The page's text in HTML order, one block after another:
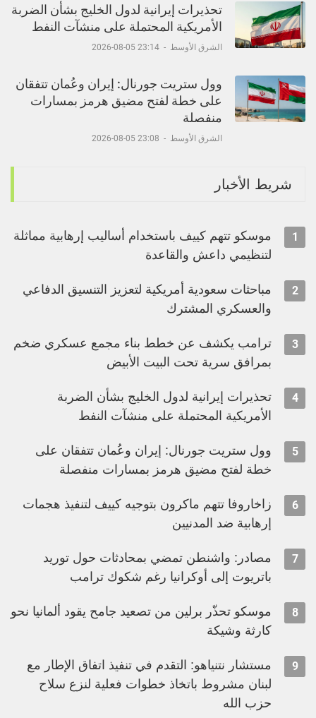
تحذيرات إيرانية لدول الخليج بشأن الضربة
الأمريكية المحتملة على منشآت النفط
الشرق الأوسط -
23:14 05-08-2026
وول ستريت جورنال: إيران وعُمان تتفقان
على خطة لفتح مضيق هرمز بمسارات
منفصلة
الشرق الأوسط -
23:08 05-08-2026
شريط الأخبار
1
موسكو تتهم كييف باستخدام أساليب إرهابية مماثلة
لتنظيمي داعش والقاعدة
2
مباحثات سعودية أمريكية لتعزيز التنسيق الدفاعي
والعسكري المشترك
3
ترامب يكشف عن خطط بناء مجمع عسكري ضخم
بمرافق سرية تحت البيت الأبيض
4
تحذيرات إيرانية لدول الخليج بشأن الضربة
الأمريكية المحتملة على منشآت النفط
5
وول ستريت جورنال: إيران وعُمان تتفقان على
خطة لفتح مضيق هرمز بمسارات منفصلة
6
زاخاروفا تتهم ماكرون بتوجيه كييف لتنفيذ هجمات
إرهابية ضد المدنيين
7
مصادر: واشنطن تمضي بمحادثات حول توريد
باتريوت إلى أوكرانيا رغم شكوك ترامب
8
موسكو تحذّر برلين من تصعيد جامح يقود ألمانيا نحو
كارثة وشيكة
9
مستشار نتنياهو: التقدم في تنفيذ اتفاق الإطار مع
لبنان مشروط باتخاذ خطوات فعلية لنزع سلاح
حزب الله